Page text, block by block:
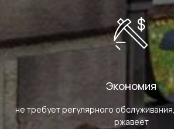
Экономия
не требует регулярного
ржавеет